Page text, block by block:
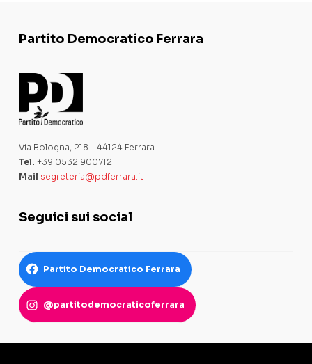
Partito Democratico Ferrara
Via Bologna, 218 - 44124 Ferrara
Tel. +39 0532 900712
Mail segreteria@pdferrara.it
Seguici sui social
Partito Democratico Ferrara
@partitodemocraticoferrara